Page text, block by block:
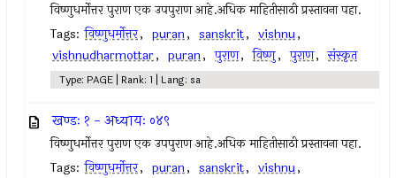
विष्णुधर्मोत्तर पुराण एक उपपुराण आहे.अधिक माहितीसाठी प्रस्तावना पहा.
Tags: विष्णुधर्मोत्तर, puran, sanskrit, vishnu,
vishnudharmottar, puran, पुराण, विष्णु, पुराण, संस्कृत
Type: PAGE | Rank: 1 | Lang: sa
खण्डः १ - अध्यायः ०४९
विष्णुधर्मोत्तर पुराण एक उपपुराण आहे.अधिक माहितीसाठी प्रस्तावना पहा.
Tags: विष्णुधर्मोत्तर, puran, sanskrit, vishnu,